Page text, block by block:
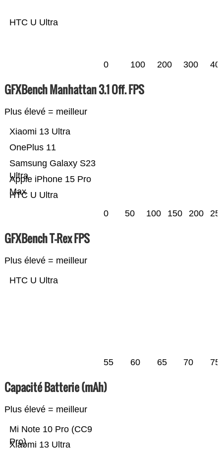
HTC U Ultra
0 100 200 300
GFXBench Manhattan 3.1 Off. FPS
Plus élevé = meilleur
HTC U Ultra
Apple iPhone 15 Pro
Max
Samsung Galaxy S23
Ultra
OnePlus 11
Xiaomi 13 Ultra
0 50 100 150 200
GFXBench T-Rex FPS
Plus élevé = meilleur
HTC U Ultra
55 60 65 70 75
Capacité Batterie (mAh)
Plus élevé = meilleur
Xiaomi 13 Ultra
Mi Note 10 Pro (CC9
Pro)